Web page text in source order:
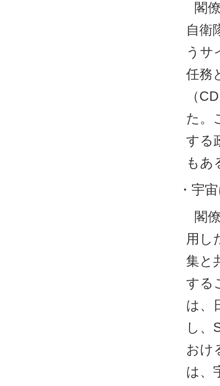
閣
自衛
うサ
任務
（
た。
する
もあ
・宇
閣
用し
集と
する
は、
し、
おけ
は、